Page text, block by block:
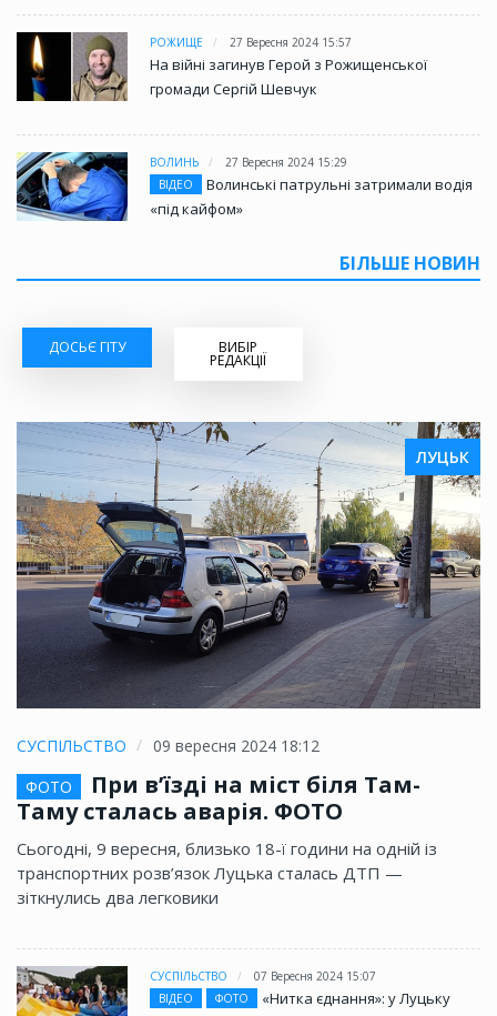
РОЖИЩЕ 27 Вересня 2024 15:57
На війні загинув Герой з Рожищенської
громади Сергій Шевчук
ВОЛИНЬ
27 Вересня 2024 15:29
ВІДЕО
Волинські патрульні затримали водія
«під кайфом»
БІЛЬШЕ НОВИН
ДОСЬЄ ГІТУ ВИБІР
РЕДАКЦІЇ
ЛУЦЬК
СУСПІЛЬСТВО
09 вересня 2024 18:12
ФОТО
При в’їзді на міст біля Там-
Таму сталась аварія. ФОТО
Сьогодні, 9 вересня, близько 18-ї години на одній із
транспортних розв’язок Луцька сталась ДТП —
зіткнулись два легковики
СУСПІЛЬСТВО
07 Вересня 2024 15:07
ВІДЕО
ФОТО
«Нитка єднання»: у Луцьку